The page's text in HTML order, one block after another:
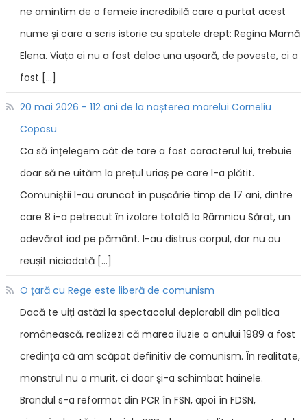
ne amintim de o femeie incredibilă care a purtat acest
nume și care a scris istorie cu spatele drept: Regina Mamă
Elena. Viața ei nu a fost deloc una ușoară, de poveste, ci a
fost […]
20 mai 2026 - 112 ani de la nașterea marelui Corneliu
Coposu
Ca să înțelegem cât de tare a fost caracterul lui, trebuie
doar să ne uităm la prețul uriaș pe care l-a plătit.
Comuniștii l-au aruncat în pușcărie timp de 17 ani, dintre
care 8 i-a petrecut în izolare totală la Râmnicu Sărat, un
adevărat iad pe pământ. I-au distrus corpul, dar nu au
reușit niciodată […]
O țară cu Rege este liberă de comunism
Dacă te uiți astăzi la spectacolul deplorabil din politica
românească, realizezi că marea iluzie a anului 1989 a fost
credința că am scăpat definitiv de comunism. În realitate,
monstrul nu a murit, ci doar și-a schimbat hainele.
Brandul s-a reformat din PCR în FSN, apoi în FDSN,